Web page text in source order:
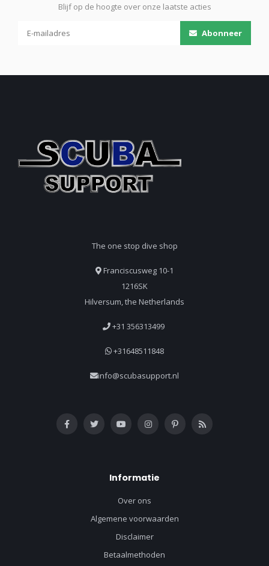
Blijf op de hoogte over onze laatste acties
Abonneer
The one stop dive shop
Franciscusweg 10-1
1216SK
Hilversum, the Netherlands
+31 356313499
+31648511848
info@scubasupport.nl
Informatie
Over ons
Algemene voorwaarden
Disclaimer
Betaalmethoden